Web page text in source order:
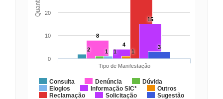
2
8
1 1
4
1
15
3
Consulta Denúncia
Dúvida
Elogios
Informação SIC*
Outros
Reclamação
Solicitação Sugestão
Tipo de Manifestação
0
10
20